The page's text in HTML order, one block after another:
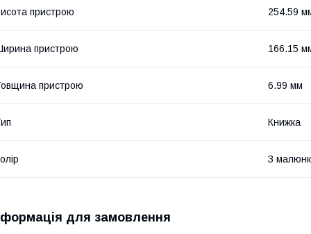
пристрою 254.59
пристрою 166.15
пристрою 6.99 мм
Книжка
З
для замовлення